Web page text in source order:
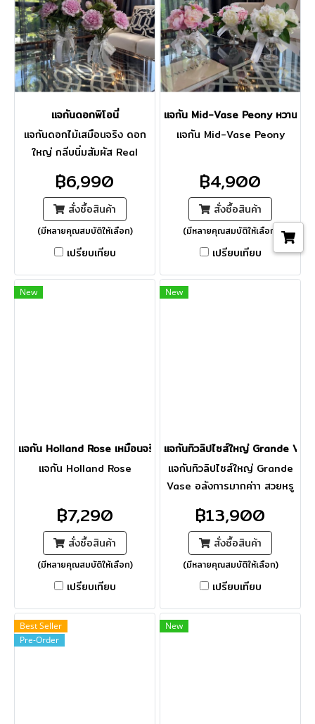
แจกันดอกพิโอนี่
เเจกันดอกไม้เสมือนจริง ดอก
ใหญ่ กลีบนิ่มสัมผัส Real
฿6,990
สั่งซื้อสินค้า
(มีหลายคุณสมบัติให้เลือก)
เปรียบเทียบ
แจกัน Mid-Vase Peony หวานละ
แจกัน Mid-Vase Peony
฿4,900
สั่งซื้อสินค้า
(มีหลายคุณสมบัติให้เลือก)
เปรียบเทียบ
New
แจกัน Holland Rose เหมือนจริงมากจนตะลึง ทุกสีสวยธรรมชาติ
แจกัน Holland Rose
฿7,290
สั่งซื้อสินค้า
(มีหลายคุณสมบัติให้เลือก)
เปรียบเทียบ
New
แจกันทิวลิปไซส์ใหญ่ Grande
แจกันทิวลิปไซส์ใหญ่ Grande
Vase อลังการมากค่าา สวยหรู
รนด์ไฮเอนด์มากค่ะ รุ่นนี้สวย
Bestseller ที่สุดค่ะ มองกี่ที่ก็
สดชื่น หวานละมุน ไม่มีผิดหวัง
฿13,900
สั่งซื้อสินค้า
(มีหลายคุณสมบัติให้เลือก)
เปรียบเทียบ
Best Seller
Pre-Order
New